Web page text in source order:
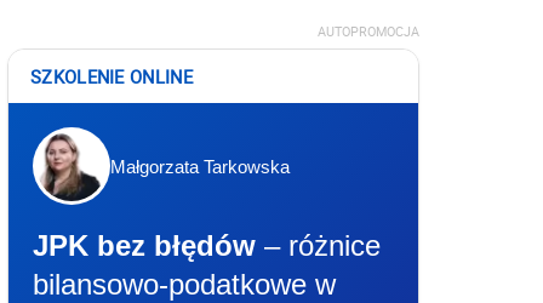
AUTOPROMOCJA
SZKOLENIE ONLINE
Małgorzata Tarkowska
JPK bez błędów – różnice
bilansowo-podatkowe w